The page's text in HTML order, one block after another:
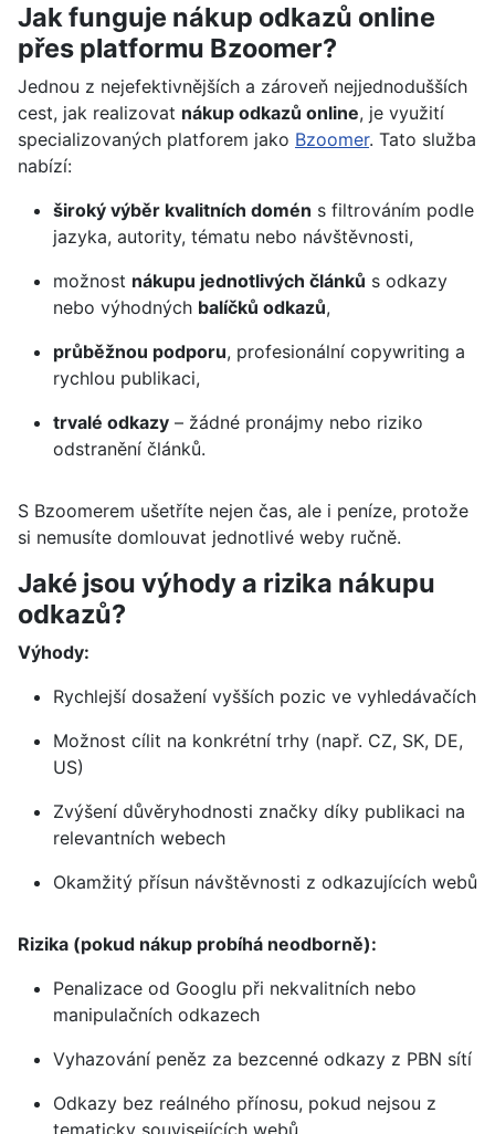
Jak funguje nákup odkazů online
přes platformu Bzoomer?
Jednou z nejefektivnějších a zároveň nejjednodušších
cest, jak realizovat nákup odkazů online, je využití
specializovaných platforem jako Bzoomer. Tato služba
nabízí:
široký výběr kvalitních domén s filtrováním podle
jazyka, autority, tématu nebo návštěvnosti,
možnost nákupu jednotlivých článků s odkazy
nebo výhodných balíčků odkazů,
průběžnou podporu, profesionální copywriting a
rychlou publikaci,
trvalé odkazy – žádné pronájmy nebo riziko
odstranění článků.
S Bzoomerem ušetříte nejen čas, ale i peníze, protože
si nemusíte domlouvat jednotlivé weby ručně.
Jaké jsou výhody a rizika nákupu
odkazů?
Výhody:
Rychlejší dosažení vyšších pozic ve vyhledávačích
Možnost cílit na konkrétní trhy (např. CZ, SK, DE,
US)
Zvýšení důvěryhodnosti značky díky publikaci na
relevantních webech
Okamžitý přísun návštěvnosti z odkazujících webů
Rizika (pokud nákup probíhá neodborně):
Penalizace od Googlu při nekvalitních nebo
manipulačních odkazech
Vyhazování peněz za bezcenné odkazy z PBN sítí
Odkazy bez reálného přínosu, pokud nejsou z
tematicky souvisejících webů